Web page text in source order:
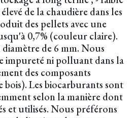
de la chaudière dans les
des pellets avec une
0,7% (couleur claire).
de 6 mm. Nous
impureté ni polluant dans la
des composants
bois). Les biocarburants sont
selon la manière dont
et utilisés. Nous préférons